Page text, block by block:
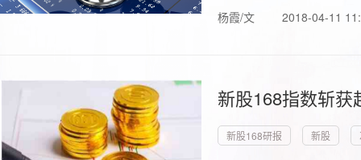
杨霞/文 2018-04-11
新股168指数斩
新股168研报 新股